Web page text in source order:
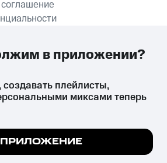
ПРИЛОЖЕНИЕ
их аналогов причиняет вред здоровью,
и влечёт установленную
чтобы на сайте все
плейлисты,
миксами теперь
ПРИЛОЖЕНИЕ